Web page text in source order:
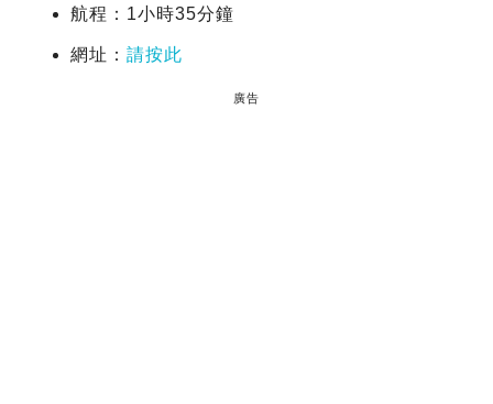
航程：1小時35分鐘
網址： 請按此
廣告